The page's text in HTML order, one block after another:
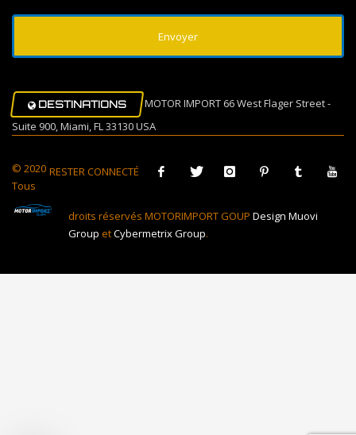
DESTINATIONS
MOTOR IMPORT 66 West Flager Street -
Suite 900, Miami, FL 33130 USA
RESTER CONNECTÉ
© 2020
Tous
droits réservés MOTORIMPORT GOUP Design Muovi
Group etCybermetrix Group.